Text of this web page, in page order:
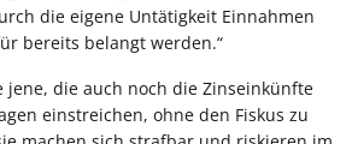
die eigene Untätigkeit Einnahmen
bereits belangt werden.“
jene, die auch noch die Zinseinkünfte
einstreichen, ohne den Fiskus zu